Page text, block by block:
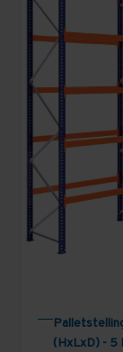
(HxLxD) - 5